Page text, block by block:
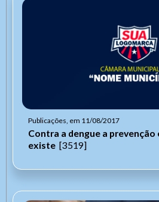
Publicações, em 11/08/2017
Contra a dengue a prevenção
existe [3519]